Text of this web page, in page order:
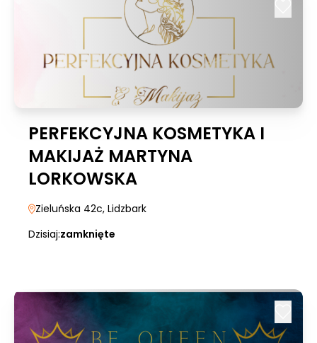
PERFEKCYJNA KOSMETYKA I
MAKIJAŻ MARTYNA
LORKOWSKA
Zieluńska 42c, Lidzbark
Dzisiaj:zamknięte